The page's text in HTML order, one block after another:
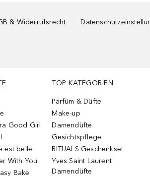
& Widerrufsrecht
Good Girl
est belle
With You
Bake
TOP KATEGORIEN
Parfüm & Düfte
Make-up
Damendüfte
Gesichtspflege
RITUALS Geschenkset
Yves Saint Laurent
Damendüfte